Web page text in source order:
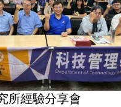
生獻上最誠摯的祝福與賀
人生新的起點。願大家以
，以終身學習的信念不斷
國家的力量。衷心祝福各
、夢想成真，未來無論身
屬於自己的精彩人生。
館
博物館園區
之美
所經驗分享會